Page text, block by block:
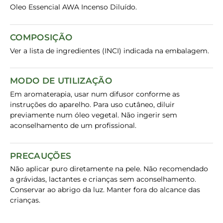
Oleo Essencial AWA Incenso Diluído.
COMPOSIÇÃO
Ver a lista de ingredientes (INCI) indicada na embalagem.
MODO DE UTILIZAÇÃO
Em aromaterapia, usar num difusor conforme as
instruções do aparelho. Para uso cutâneo, diluir
previamente num óleo vegetal. Não ingerir sem
aconselhamento de um profissional.
PRECAUÇÕES
Não aplicar puro diretamente na pele. Não recomendado
a grávidas, lactantes e crianças sem aconselhamento.
Conservar ao abrigo da luz. Manter fora do alcance das
crianças.